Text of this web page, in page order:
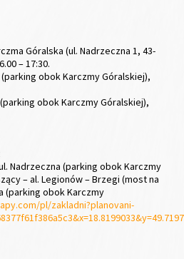
Góralska (ul. Nadrzeczna 1, 43-
– 17:30.
(parking obok Karczmy Góralskiej),
obok Karczmy Góralskiej),
Nadrzeczna (parking obok Karczmy
– al. Legionów – Brzegi (most na
(parking obok Karczmy
pl/zakladni?planovani-